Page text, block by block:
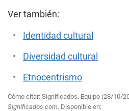
Ver también:
Identidad cultural
Diversidad cultural
Etnocentrismo
Cómo citar: Significados, Equipo (28/10/
Significados.com. Disponible en: